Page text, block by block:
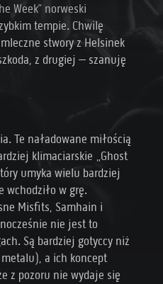
Week” norweski
tempie. Chwilę
stwory z Helsinek
z drugiej – szanuję
Te naładowane miłością
klimaciarskie „Ghost
umyka wielu bardziej
wchodziło w grę.
Misfits, Samhain i
nie jest to
Są bardziej gotyccy niż
a ich koncept
z pozoru nie wydaje się